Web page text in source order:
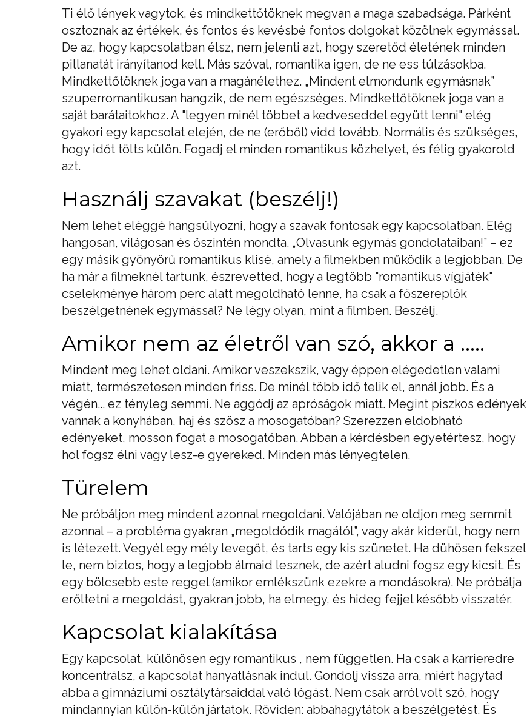
Ti élő lények vagytok, és mindkettőtöknek megvan a maga szabadsága. Párként
osztoznak az értékek, és fontos és kevésbé fontos dolgokat közölnek egymással.
De az, hogy kapcsolatban élsz, nem jelenti azt, hogy szeretőd életének minden
pillanatát irányítanod kell. Más szóval, romantika igen, de ne ess túlzásokba.
Mindkettőtöknek joga van a magánélethez. „Mindent elmondunk egymásnak”
szuperromantikusan hangzik, de nem egészséges. Mindkettőtöknek joga van a
saját barátaitokhoz. A "legyen minél többet a kedveseddel együtt lenni" elég
gyakori egy kapcsolat elején, de ne (erőből) vidd tovább. Normális és szükséges,
hogy időt tölts külön. Fogadj el minden romantikus közhelyet, és félig gyakorold
azt.
Használj szavakat (beszélj!)
Nem lehet eléggé hangsúlyozni, hogy a szavak fontosak egy kapcsolatban. Elég
hangosan, világosan és őszintén mondta. „Olvasunk egymás gondolataiban!” – ez
egy másik gyönyörű romantikus klisé, amely a filmekben működik a legjobban. De
ha már a filmeknél tartunk, észrevetted, hogy a legtöbb "romantikus vígjáték"
cselekménye három perc alatt megoldható lenne, ha csak a főszereplők
beszélgetnének egymással? Ne légy olyan, mint a filmben. Beszélj.
Amikor nem az életről van szó, akkor a .....
Mindent meg lehet oldani. Amikor veszekszik, vagy éppen elégedetlen valami
miatt, természetesen minden friss. De minél több idő telik el, annál jobb. És a
végén... ez tényleg semmi. Ne aggódj az apróságok miatt. Megint piszkos edények
vannak a konyhában, haj és szösz a mosogatóban? Szerezzen eldobható
edényeket, mosson fogat a mosogatóban. Abban a kérdésben egyetértesz, hogy
hol fogsz élni vagy lesz-e gyereked. Minden más lényegtelen.
Türelem
Ne próbáljon meg mindent azonnal megoldani. Valójában ne oldjon meg semmit
azonnal – a probléma gyakran „megoldódik magától”, vagy akár kiderül, hogy nem
is létezett. Vegyél egy mély levegőt, és tarts egy kis szünetet. Ha dühösen fekszel
le, nem biztos, hogy a legjobb álmaid lesznek, de azért aludni fogsz egy kicsit. És
egy bölcsebb este reggel (amikor emlékszünk ezekre a mondásokra). Ne próbálja
erőltetni a megoldást, gyakran jobb, ha elmegy, és hideg fejjel később visszatér.
Kapcsolat kialakítása
Egy kapcsolat, különösen egy romantikus , nem független. Ha csak a karrieredre
koncentrálsz, a kapcsolat hanyatlásnak indul. Gondolj vissza arra, miért hagytad
abba a gimnáziumi osztálytársaiddal való lógást. Nem csak arról volt szó, hogy
mindannyian külön-külön jártatok. Röviden: abbahagytátok a beszélgetést. És